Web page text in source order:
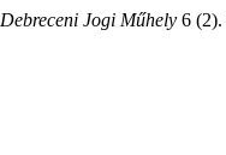
Debreceni Jogi Műhely 6 (2).